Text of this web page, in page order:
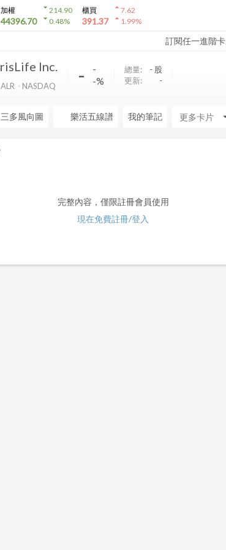
加權
44396.70
arrow_drop_down214.90
arrow_drop_down0.48%
櫃買
391.37
arrow_drop_up7.62
arrow_drop_up1.99%
訂閱任一進階
Inc.
ALR NASDAQ -
-
-%
總量: - 股
更新:
-
三多風向圖 樂活五線譜 我的筆記
完整內容，僅限註冊會員使用
現在免費註冊/登入